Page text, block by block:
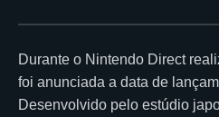
Durante o Nintendo Direct
foi anunciada a data de
Desenvolvido pelo estúdio